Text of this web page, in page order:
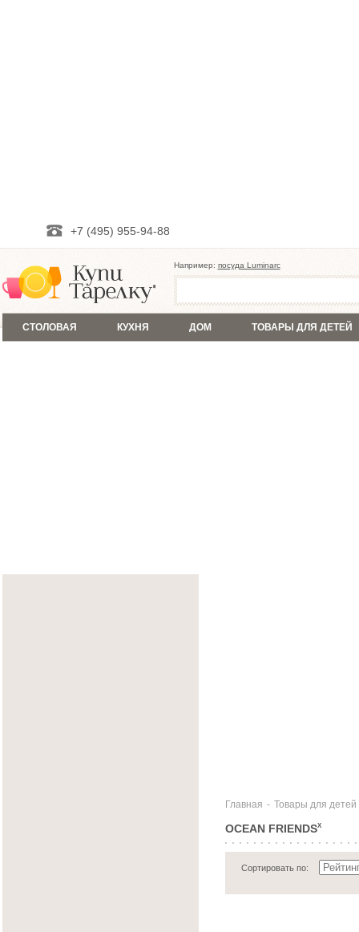
+7 (495) 955-94-88
Например: посуда Luminarc
СТОЛОВАЯ КУХНЯ ДОМ ТОВАРЫ ДЛЯ ДЕТЕЙ
Главная - Товары для детей
OCEAN FRIENDSX
Сортировать по: